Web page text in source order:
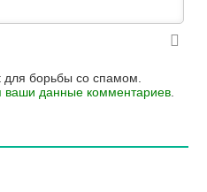
для борьбы со спамом.
ваши данные комментариев.